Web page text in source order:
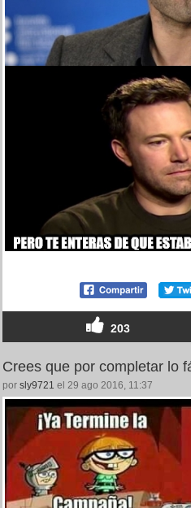
203
Crees que por completar lo
por sly9721 el 29 ago 2016, 11:37